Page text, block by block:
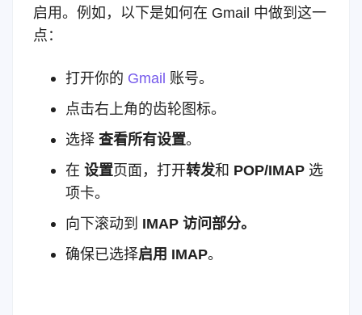
启用。例如，以下是如何在 Gmail 中做到这一
点：
打开你的 Gmail 账号。
点击右上角的齿轮图标。
选择 查看所有设置。
在 设置页面，打开转发和 POP/IMAP 选
项卡。
向下滚动到 IMAP 访问部分。
确保已选择启用 IMAP。